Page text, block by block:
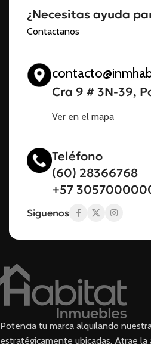
¿Necesitas ayuda
Contactanos
Cra 9 # 3N-39,
Ver en el mapa
Teléfono
(60) 28366768
+57
Siguenos
Potencia tu marca alquilando
estratégicamente ubicadas. Atrae